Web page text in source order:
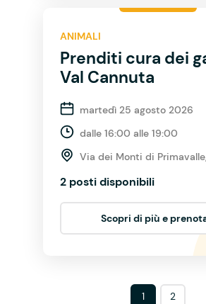
ANIMALI
Prenditi cura dei
Val Cannuta
martedì 25 agosto 2026
dalle 16:00 alle 19:00
Via dei Monti di
2 posti disponibili
Scopri di più e
1 2